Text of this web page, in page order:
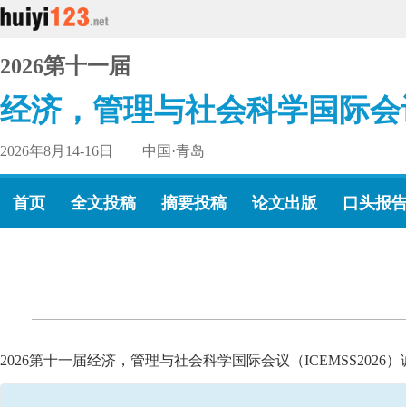
2026第十一届
经济，管理与社会科学国际
2026年8月14-16日 中国·青岛
首页 全文投稿 摘要投稿 论文出版 口头报
2026第十一届经济，管理与社会科学国际会议（ICEMSS2026